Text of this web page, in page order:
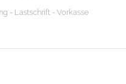
- Lastschrift - Vorkasse